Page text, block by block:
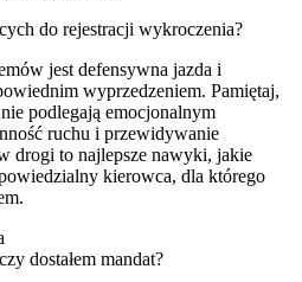
do rejestracji wykroczenia?
jest defensywna jazda i
wyprzedzeniem. Pamiętaj,
podlegają emocjonalnym
ruchu i przewidywanie
drogi to najlepsze nawyki, jakie
kierowca, dla którego
dostałem mandat?